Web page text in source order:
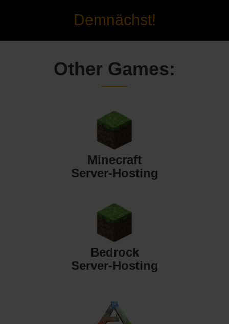
Demnächst!
Other Games:
Minecraft
Server-Hosting
Bedrock
Server-Hosting